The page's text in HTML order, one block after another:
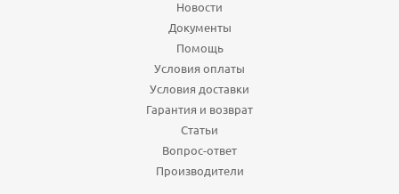
Новости
Документы
Помощь
Условия оплаты
Условия доставки
Гарантия и возврат
Статьи
Вопрос-ответ
Производители